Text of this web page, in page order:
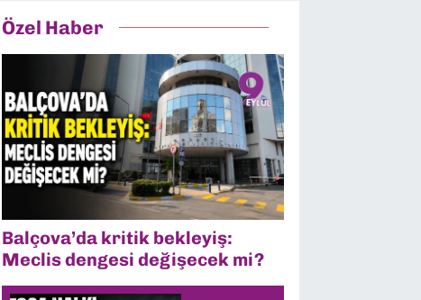
Özel Haber
Balçova’da kritik bekleyiş:
Meclis dengesi değişecek mi?